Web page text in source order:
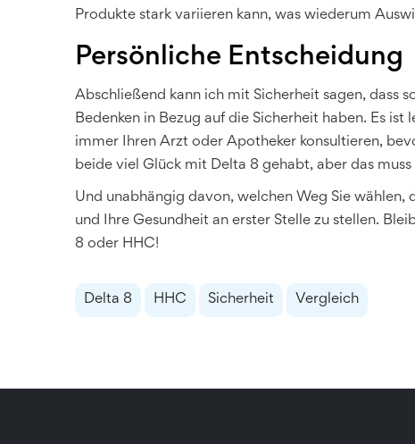
Produkte stark variieren kann, was wiederum
Persönliche Entscheidung
Abschließend kann ich mit Sicherheit sagen, dass
Bedenken in Bezug auf die Sicherheit haben. Es
immer Ihren Arzt oder Apotheker konsultieren,
beide viel Glück mit Delta 8 gehabt, aber das
Und unabhängig davon, welchen Weg Sie
und Ihre Gesundheit an erster Stelle zu stellen.
8 oder HHC!
Delta 8 HHC Sicherheit Vergleich